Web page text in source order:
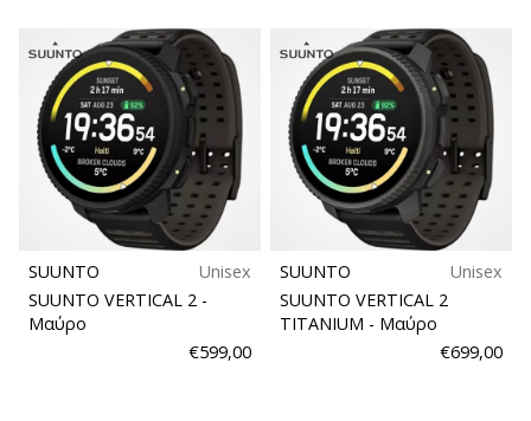
Συνεργατών
Έχετε
τον
δικό
σας
ιστότοπο,
ιστολόγιο,
στο
Facebook
ή
φόρουμ
SUUNTO
Unisex
SUUNTO VERTICAL 2 -
Μαύρο
€599,00
SUUNTO
Unisex
SUUNTO VERTICAL 2
TITANIUM - Μαύρο
€699,00